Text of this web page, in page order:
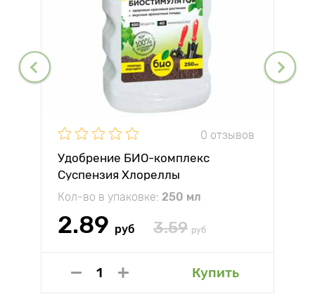
0 отзывов
Удобрение БИО-комплекс
Суспензия Хлореллы
Кол-во в упаковке: 250 мл
2.89 руб 3.59 руб
Купить